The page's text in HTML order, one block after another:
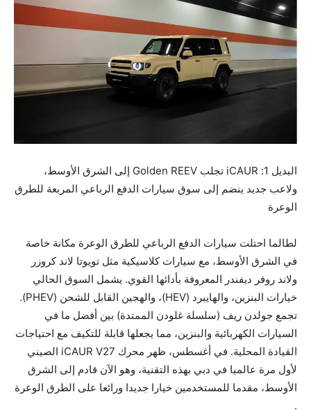
البديل 1: iCAUR تجلب Golden REEV إلى الشرق الأوسط،
ولاعب جديد ينضم إلى سوق سيارات الدفع الرباعي المربعة للطرق
الوعرة
لطالما احتلت سيارات الدفع الرباعي للطرق الوعرة مكانة خاصة
في الشرق الأوسط، مع سيارات كلاسيكية مثل تويوتا لاند كروزر
ولاند روفر ديفندر المعروفة بأدائها القوي. يشمل السوق الحالي
خيارات البنزين، والهايبرد (HEV)، والهجين القابل للشحن (PHEV).
تجمع جولدن ريف (سلسلة غلودن الممتدة) بين أفضل ما في
السيارات الكهربائية والبنزين، مما يجعلها قابلة للتكيف مع احتياجات
القيادة المحلية. في أغسطس، ظهر محرك iCAUR V27 الصيني
لأول مرة عالميا في دبي بهذه التقنية، وهو الآن قادم إلى الشرق
الأوسط، مقدما للمستخدمين خيارا جديدا ورائعا على الطرق الوعرة
.